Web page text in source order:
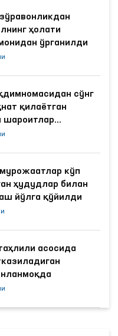
ҳолати
ўрганилди
сўнг
қилаётган
шароитлар
кўп
ҳудудлар билан
йўлга қўйилди
асосида